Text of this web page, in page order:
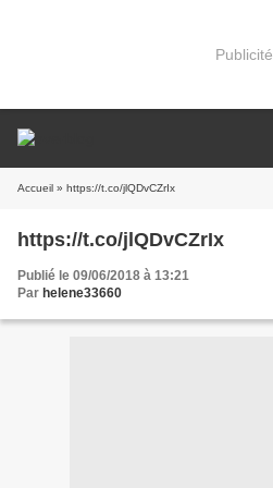
Publicité
Accueil » https://t.co/jlQDvCZrIx
https://t.co/jlQDvCZrIx
Publié le 09/06/2018 à 13:21
Par helene33660